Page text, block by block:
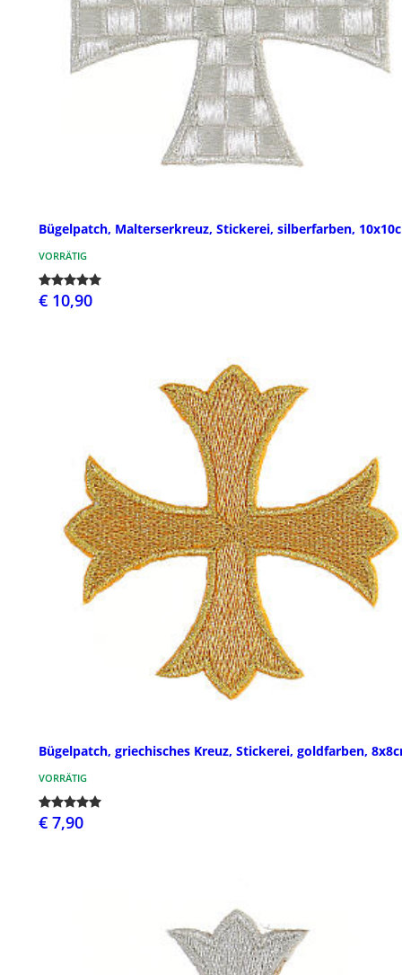
Bügelpatch, Malterserkreuz, Stickerei, silberfarben,
VORRÄTIG
€ 10,90
Bügelpatch, griechisches Kreuz, Stickerei, goldfarben,
VORRÄTIG
€ 7,90